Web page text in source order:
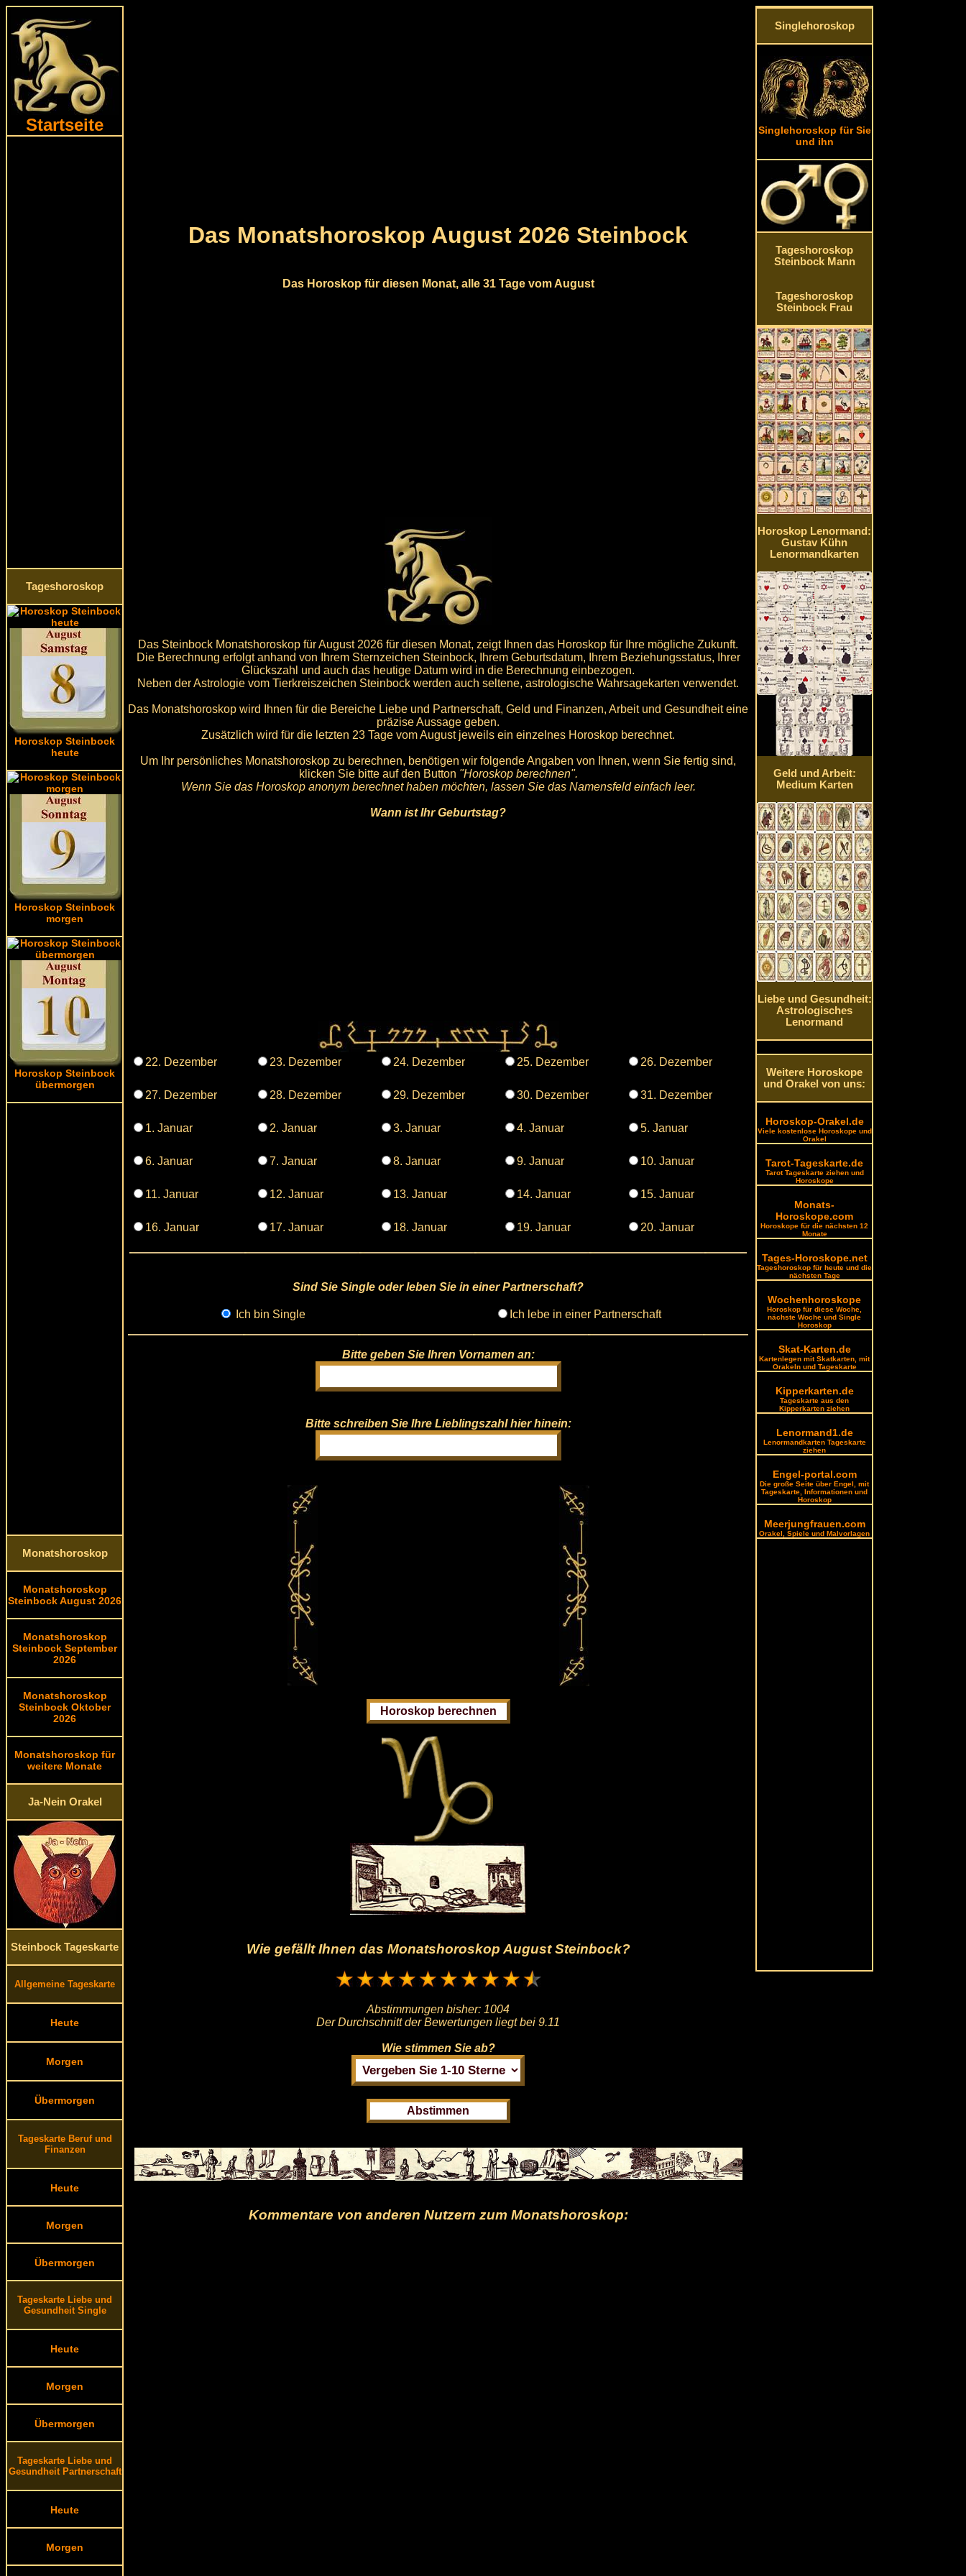
Startseite
Tageshoroskop
Horoskop Steinbock
heute
Horoskop Steinbock
morgen
Horoskop Steinbock
übermorgen
Monatshoroskop
Monatshoroskop
Steinbock August 2026
Monatshoroskop
Steinbock September
2026
Monatshoroskop
Steinbock Oktober
2026
Monatshoroskop für
weitere Monate
Ja-Nein Orakel
Steinbock Tageskarte
Allgemeine Tageskarte
Heute
Morgen
Übermorgen
Tageskarte Beruf und
Finanzen
Heute
Morgen
Übermorgen
Tageskarte Liebe und
Gesundheit Single
Heute
Morgen
Übermorgen
Tageskarte Liebe und
Gesundheit Partnerschaft
Heute
Morgen
Das Monatshoroskop August 2026 Steinbock
Das Horoskop für diesen Monat, alle 31 Tage vom August
Das Steinbock Monatshoroskop für August 2026 für diesen Monat, zeigt Ihnen das Horoskop für Ihre mögliche Zukunft.
Die Berechnung erfolgt anhand von Ihrem Sternzeichen Steinbock, Ihrem Geburtsdatum, Ihrem Beziehungsstatus, Ihrer
Glückszahl und auch das heutige Datum wird in die Berechnung einbezogen.
Neben der Astrologie vom Tierkreiszeichen Steinbock werden auch seltene, astrologische Wahrsagekarten verwendet.
Das Monatshoroskop wird Ihnen für die Bereiche Liebe und Partnerschaft, Geld und Finanzen, Arbeit und Gesundheit eine
präzise Aussage geben.
Zusätzlich wird für die letzten 23 Tage vom August jeweils ein einzelnes Horoskop berechnet.
Um Ihr persönliches Monatshoroskop zu berechnen, benötigen wir folgende Angaben von Ihnen, wenn Sie fertig sind,
klicken Sie bitte auf den Button "Horoskop berechnen".
Wenn Sie das Horoskop anonym berechnet haben möchten, lassen Sie das Namensfeld einfach leer.
Wann ist Ihr Geburtstag?
22. Dezember 23. Dezember 24. Dezember 25. Dezember 26. Dezember
27. Dezember 28. Dezember 29. Dezember 30. Dezember 31. Dezember
1. Januar 2. Januar 3. Januar 4. Januar 5. Januar
6. Januar 7. Januar 8. Januar 9. Januar 10. Januar
11. Januar 12. Januar 13. Januar 14. Januar 15. Januar
16. Januar 17. Januar 18. Januar 19. Januar 20. Januar
Sind Sie Single oder leben Sie in einer Partnerschaft?
Ich bin Single Ich lebe in einer Partnerschaft
Bitte geben Sie Ihren Vornamen an:
Bitte schreiben Sie Ihre Lieblingszahl hier hinein:
Wie gefällt Ihnen das Monatshoroskop August Steinbock?
Abstimmungen bisher: 1004
Der Durchschnitt der Bewertungen liegt bei9.11
Wie stimmen Sie ab?
Kommentare von anderen Nutzern zum Monatshoroskop:
Singlehoroskop
Singlehoroskop für Sie
und ihn
Tageshoroskop
Steinbock Mann
Tageshoroskop
Steinbock Frau
Horoskop Lenormand:
Gustav Kühn
Lenormandkarten
Geld und Arbeit:
Medium Karten
Liebe und Gesundheit:
Astrologisches
Lenormand
Weitere Horoskope
und Orakel von uns:
Horoskop-Orakel.de
Viele kostenlose Horoskope und
Orakel
Tarot-Tageskarte.de
Tarot Tageskarte ziehen und
Horoskope
Monats-
Horoskope.com
Horoskope für die nächsten 12
Monate
Tages-Horoskope.net
Tageshoroskop für heute und die
nächsten Tage
Wochenhoroskope
Horoskop für diese Woche,
nächste Woche und Single
Horoskop
Skat-Karten.de
Kartenlegen mit Skatkarten, mit
Orakeln und Tageskarte
Kipperkarten.de
Tageskarte aus den
Kipperkarten ziehen
Lenormand1.de
Lenormandkarten Tageskarte
ziehen
Engel-portal.com
Die große Seite über Engel, mit
Tageskarte, Informationen und
Horoskop
Meerjungfrauen.com
Orakel, Spiele und Malvorlagen